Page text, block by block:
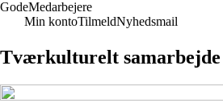
GodeMedarbejere
Min kontoTilmeldNyhedsmail
Tværkulturelt samarbejde